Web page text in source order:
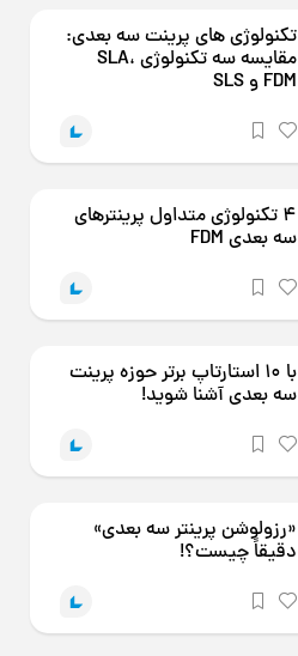
تکنولوژی های پرینت سه بعدی:
مقایسه سه تکنولوژی SLA،
FDM و SLS
۴ تکنولوژی متداول پرینترهای
سه بعدی FDM
با ۱۰ استارتاپ برتر حوزه پرینت
سه بعدی آشنا شوید!
«رزولوشن پرینتر سه بعدی»
دقیقاً چیست؟!